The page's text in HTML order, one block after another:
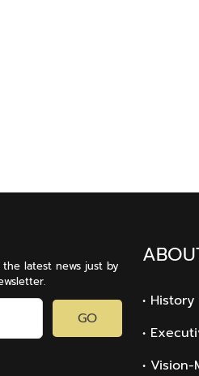
latest news just by
GO
• History
•
•